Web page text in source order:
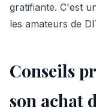
gratifiante. C'est
les amateurs de
Conseils
son achat